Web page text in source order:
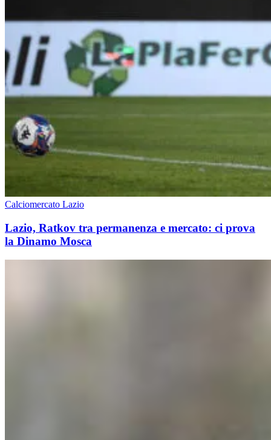
Calciomercato Lazio
Lazio, Ratkov tra permanenza e mercato: ci prova
la Dinamo Mosca